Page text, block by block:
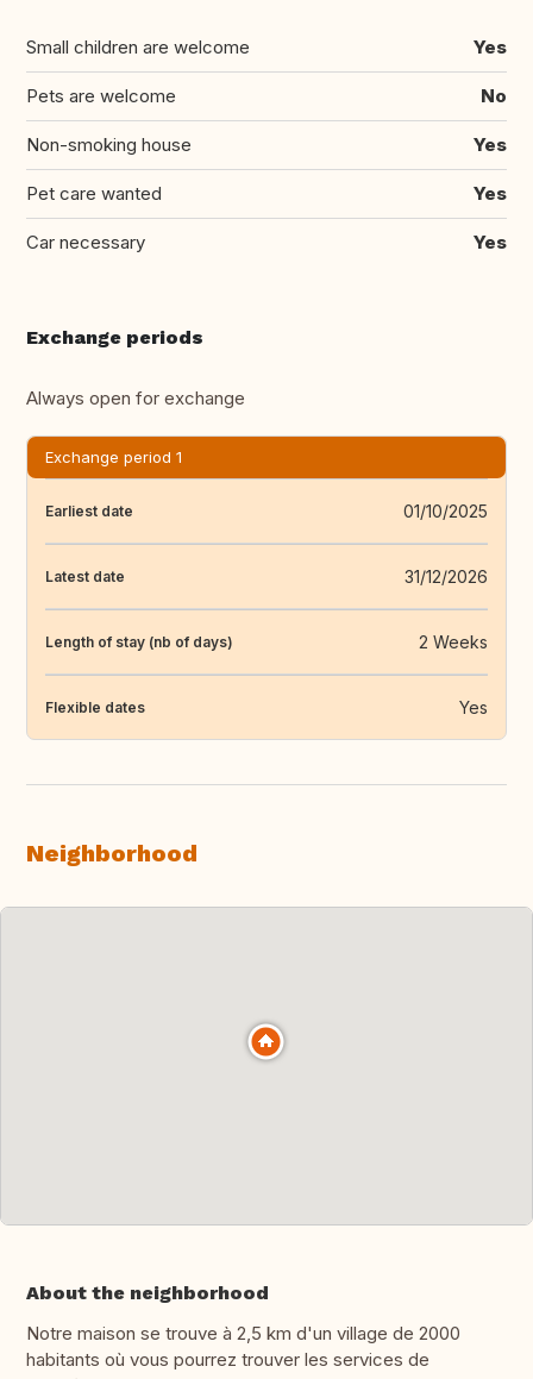
Small children are welcome Yes
Pets are welcome No
Non-smoking house Yes
Pet care wanted Yes
Car necessary Yes
Exchange periods
Always open for exchange
Exchange period 1
Earliest date 01/10/2025
Latest date 31/12/2026
Length of stay (nb of days) 2 Weeks
Flexible dates Yes
Neighborhood
About the neighborhood
Notre maison se trouve à 2,5 km d'un village de 2000
habitants où vous pourrez trouver les services de